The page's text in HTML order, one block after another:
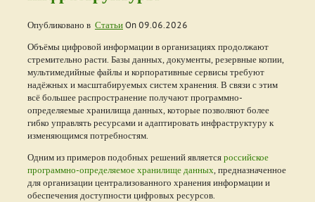
Опубликовано в СтатьиOn09.06.2026
Объёмы цифровой информации в организациях продолжают
стремительно расти. Базы данных, документы, резервные копии,
мультимедийные файлы и корпоративные сервисы требуют
надёжных и масштабируемых систем хранения. В связи с этим
всё большее распространение получают программно-
определяемые хранилища данных, которые позволяют более
гибко управлять ресурсами и адаптировать инфраструктуру к
изменяющимся потребностям.
Одним из примеров подобных решений являетсяроссийское
программно-определяемое хранилище данных , предназначенное
для организации централизованного хранения информации и
обеспечения доступности цифровых ресурсов.